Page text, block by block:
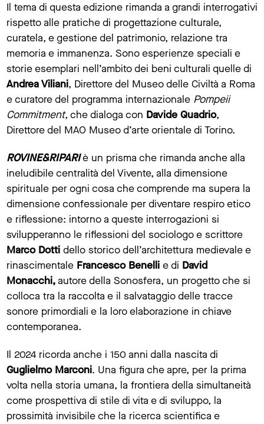
Il tema di questa edizione rimanda a grandi interrogativi
rispetto alle pratiche di progettazione culturale,
curatela, e gestione del patrimonio, relazione tra
memoria e immanenza. Sono esperienze speciali e
storie esemplari nell’ambito dei beni culturali quelle di
Andrea Viliani, Direttore del Museo delle Civiltà a Roma
e curatore del programma internazionale Pompeii
Commitment,che dialoga con Davide Quadrio,
Direttore del MAO Museo d’arte orientale di Torino.
ROVINE&RIPARIè un prisma che rimanda anche alla
ineludibile centralità del Vivente, alla dimensione
spirituale per ogni cosa che comprende ma supera la
dimensione confessionale per diventare respiro etico
e riflessione: intorno a queste interrogazioni si
svilupperanno le riflessioni del sociologo e scrittore
Marco Dotti dello storico dell’architettura medievale e
rinascimentaleFrancesco Benelli e di David
Monacchi,autore della Sonosfera, un progetto che si
colloca tra la raccolta e il salvataggio delle tracce
sonore primordiali e la loro elaborazione in chiave
contemporanea.
Il 2024 ricorda anche i 150 anni dalla nascita di
Guglielmo Marconi. Una figura che apre, per la prima
volta nella storia umana, la frontiera della simultaneità
come prospettiva di stile di vita e di sviluppo, la
prossimità invisibile che la ricerca scientifica e